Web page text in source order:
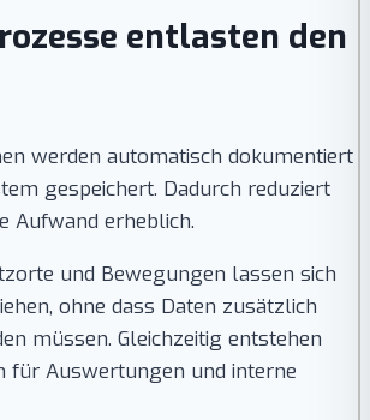
entlasten den
werden automatisch dokumentiert
gespeichert. Dadurch reduziert
Aufwand erheblich.
und Bewegungen lassen sich
ohne dass Daten zusätzlich
müssen. Gleichzeitig entstehen
für Auswertungen und interne